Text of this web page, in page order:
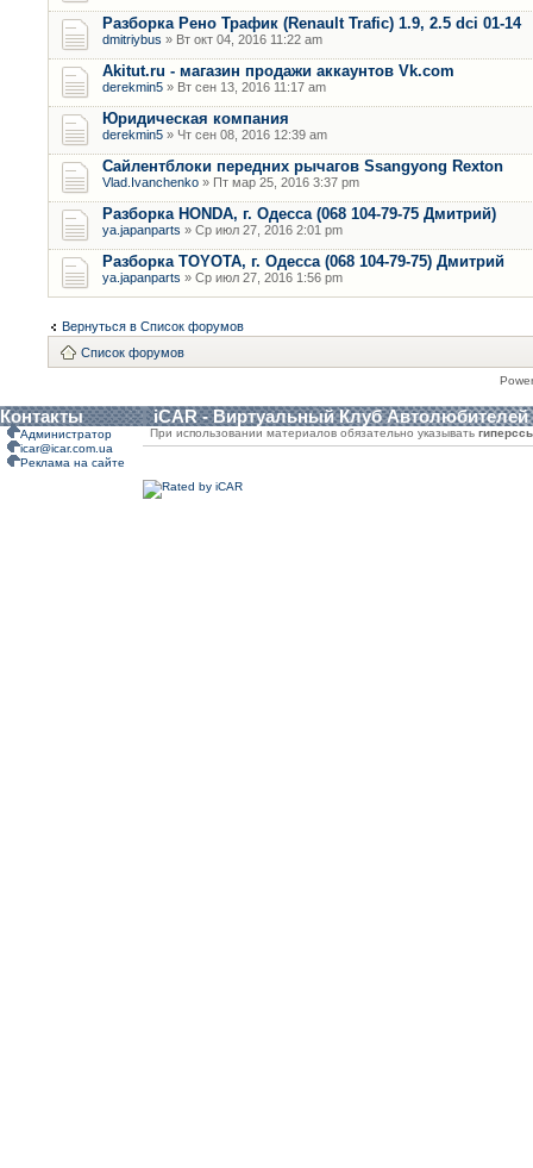
Разборка Рено Трафик (Renault Trafic) 1.9, 2.5 dci 01-14
dmitriybus » Вт окт 04, 2016 11:22 am
Akitut.ru - магазин продажи аккаунтов Vk.com
derekmin5 » Вт сен 13, 2016 11:17 am
Юридическая компания
derekmin5 » Чт сен 08, 2016 12:39 am
Сайлентблоки передних рычагов Ssangyong Rexton
Vlad.Ivanchenko » Пт мар 25, 2016 3:37 pm
Разборка HONDA, г. Одесса (068 104-79-75 Дмитрий)
ya.japanparts » Ср июл 27, 2016 2:01 pm
Разборка TOYOTA, г. Одесса (068 104-79-75) Дмитрий
ya.japanparts » Ср июл 27, 2016 1:56 pm
Вернуться в Список форумов
Список форумов
Контакты iCAR - Виртуальный Клуб Автолюбителей
Администратор
icar@icar.com.ua
Реклама на сайте
При использовании материалов обязательно указывать